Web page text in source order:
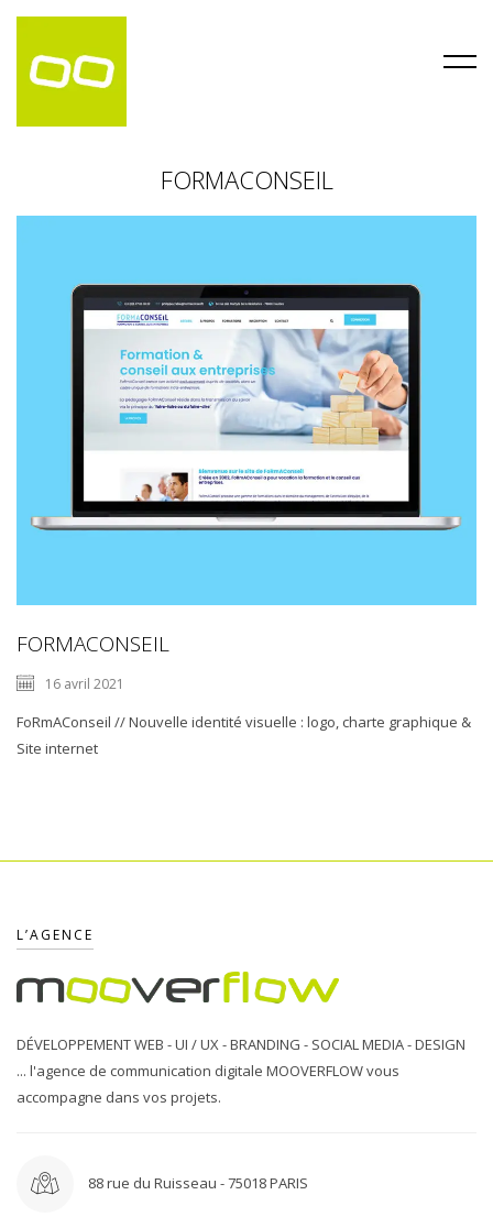
FORMACONSEIL
FORMACONSEIL
16 avril 2021
FoRmAConseil // Nouvelle identité visuelle : logo, charte graphique &
Site internet
L’AGENCE
DÉVELOPPEMENT WEB - UI / UX - BRANDING - SOCIAL MEDIA - DESIGN
... l'agence de communication digitale MOOVERFLOW vous
accompagne dans vos projets.
88 rue du Ruisseau - 75018 PARIS